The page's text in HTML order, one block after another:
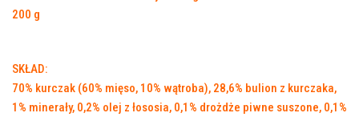
SKŁAD:
70% kurczak (60% mięso, 10% wątroba), 28,6% bulion z kurczaka,
1% minerały, 0,2% olej z łososia, 0,1% drożdże piwne suszone, 0,1%